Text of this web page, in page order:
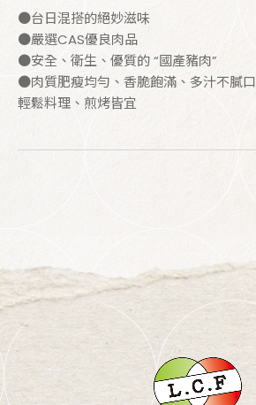
●台日混搭的絕妙滋味
●嚴選CAS優良肉品
●安全、衛生、優質的 “國產豬肉”
●肉質肥瘦均勻、香脆飽滿、多汁不膩口
輕鬆料理、煎烤皆宜